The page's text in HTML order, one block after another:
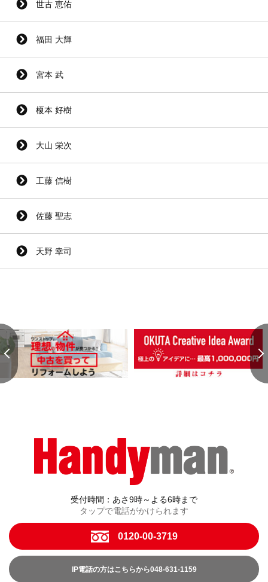
世古 恵佑
福田 大輝
宮本 武
榎本 好樹
大山 栄次
工藤 信樹
佐藤 聖志
天野 幸司
受付時間：あさ9時～よる6時まで
タップで電話がかけられます
0120-00-3719
IP電話の方はこちらから048-631-1159